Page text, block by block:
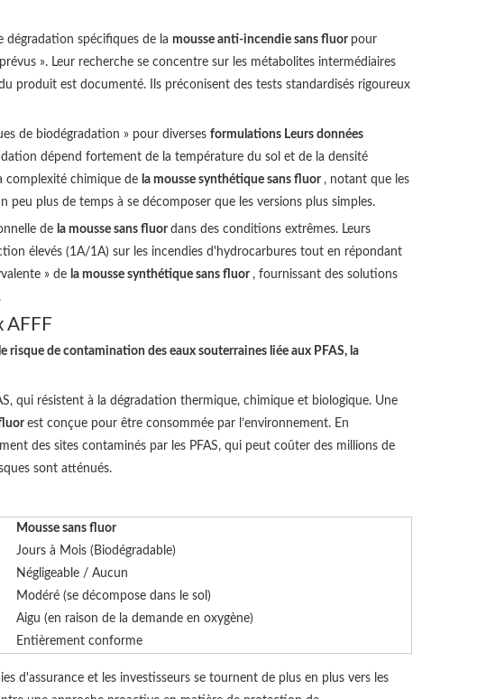
dégradation spécifiques de la mousse anti-incendie sans fluor pour
». Leur recherche se concentre sur les métabolites intermédiaires
produit est documenté. Ils préconisent des tests standardisés rigoureux
de biodégradation » pour diverses formulations Leurs données
dépend fortement de la température du sol et de la densité
complexité chimique de la mousse synthétique sans fluor , notant que les
plus de temps à se décomposer que les versions plus simples.
de la mousse sans fluordans des conditions extrêmes. Leurs
élevés (1A/1A) sur les incendies d'hydrocarbures tout en répondant
» de la mousse synthétique sans fluor , fournissant des solutions
AFFF
de contamination des eaux souterraines liée aux PFAS, la
qui résistent à la dégradation thermique, chimique et biologique. Une
est conçue pour être consommée par l’environnement. En
des sites contaminés par les PFAS, qui peut coûter des millions de
sont atténués.
Mousse sans fluor
Jours à Mois (Biodégradable)
Négligeable / Aucun
Modéré (se décompose dans le sol)
Aigu (en raison de la demande en oxygène)
Entièrement conforme
d'assurance et les investisseurs se tournent de plus en plus vers les